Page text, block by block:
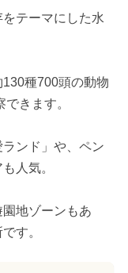
をテーマにした水
種700頭の動物
きます。
ンド」や、ペン
人気。
地ゾーンもあ
す。